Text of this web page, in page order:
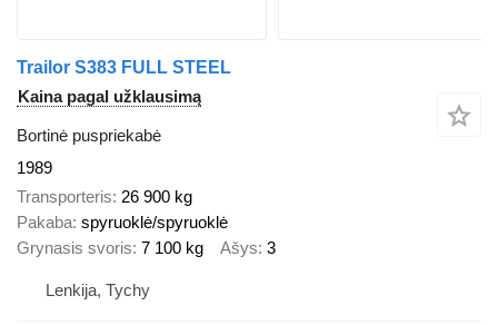
Trailor S383 FULL STEEL
Kaina pagal užklausimą
Bortinė puspriekabė
1989
Transporteris 26 900 kg
Pakaba spyruoklė/spyruoklė
Grynasis svoris 7 100 kg Ašys 3
Lenkija, Tychy